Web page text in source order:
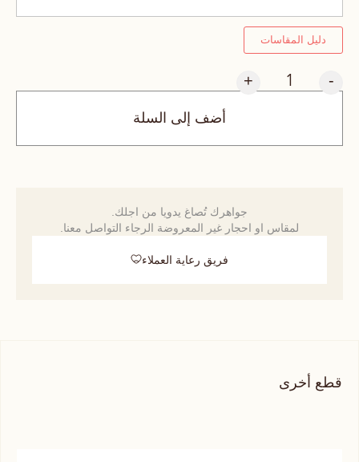
دليل المقاسات
-
+
أضف إلى السلة
جواهرك تُصاغ يدويا من اجلك.
لمقاس او احجار غير المعروضة الرجاء التواصل معنا.
فريق رعاية العملاء
قطع أخرى